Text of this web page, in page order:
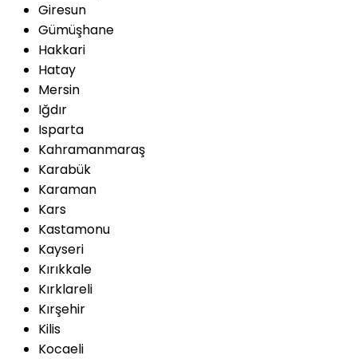
Giresun
Gümüşhane
Hakkari
Hatay
Mersin
Iğdır
Isparta
Kahramanmaraş
Karabük
Karaman
Kars
Kastamonu
Kayseri
Kırıkkale
Kırklareli
Kırşehir
Kilis
Kocaeli